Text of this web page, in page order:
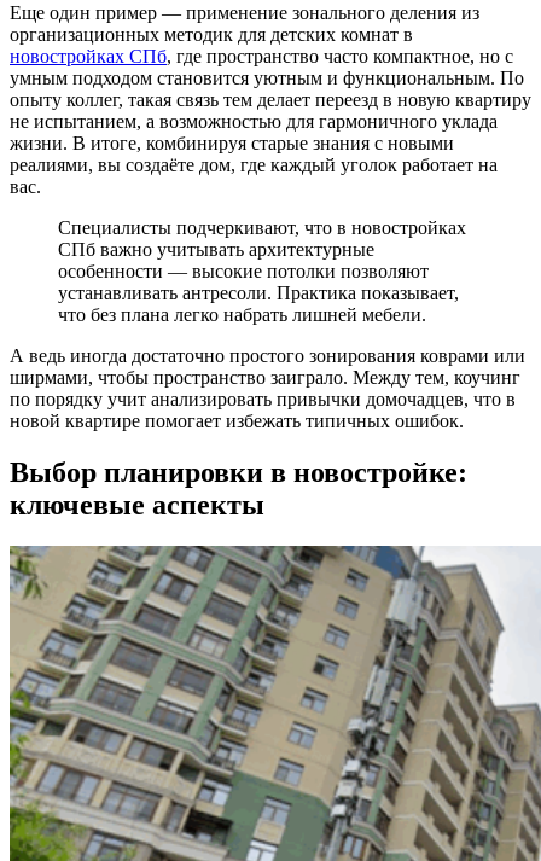
Еще один пример — применение зонального деления из
организационных методик для детских комнат в
новостройках СПб, где пространство часто компактное, но с
умным подходом становится уютным и функциональным. По
опыту коллег, такая связь тем делает переезд в новую квартиру
не испытанием, а возможностью для гармоничного уклада
жизни. В итоге, комбинируя старые знания с новыми
реалиями, вы создаёте дом, где каждый уголок работает на
вас.
Специалисты подчеркивают, что в новостройках
СПб важно учитывать архитектурные
особенности — высокие потолки позволяют
устанавливать антресоли. Практика показывает,
что без плана легко набрать лишней мебели.
А ведь иногда достаточно простого зонирования коврами или
ширмами, чтобы пространство заиграло. Между тем, коучинг
по порядку учит анализировать привычки домочадцев, что в
новой квартире помогает избежать типичных ошибок.
Выбор планировки в новостройке:
ключевые аспекты